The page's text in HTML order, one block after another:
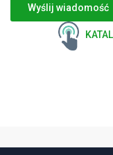
Wyślij wiadomość